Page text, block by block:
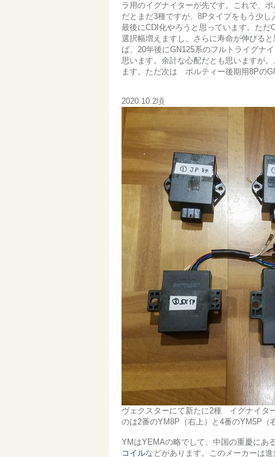
ラ用のイグナイターが先です。これで、
だとまだ3種ですが、8Pタイプをもう少
最後にCDI化やろうと思っています。た
選択幅増えますし、さらに寿命が伸びる
ば、20年後にGN125系のフルトライグナ
思います。余計な心配だとも思いますが
ます。ただ次は ボルティー後期用8Pの
2020.10.2頃
ヴェクスターにて新たに2種 イグナイタ
のは2番のYM8P（右上）と4番のYM5P（
YMはYEMAの略でして、中国の重慶にあ
コイルなどがあります。このメーカーは